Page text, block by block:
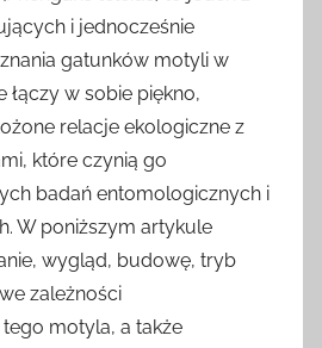
i jednocześnie
gatunków motyli w
łączy w sobie piękno,
relacje ekologiczne z
które czynią go
badań entomologicznych i
W poniższym artykule
wygląd, budowę, tryb
zależności
motyla, a także